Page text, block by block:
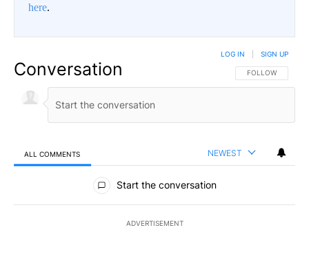
here.
Conversation FOLLOW THIS
FOLLOW
LOG IN SIGN UP
ALL COMMENTS NEWEST
All Comments
Start the conversation
ADVERTISEMENT